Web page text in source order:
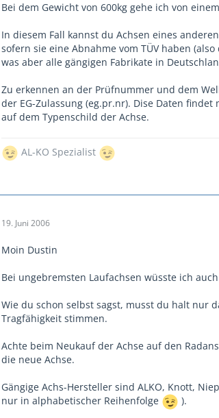
Bei dem Gewicht von 600kg gehe ich von
In diesem Fall kannst du Achsen eines
sofern sie eine Abnahme vom TÜV haben (also
was aber alle gängigen Fabrikate in
Zu erkennen an der Prüfnummer und dem
der EG-Zulassung (eg.pr.nr). Dise Daten findet
auf dem Typenschild der Achse.
AL-KO Spezialist
19. Juni 2006
Moin Dustin
Bei ungebremsten Laufachsen wüsste ich
Wie du schon selbst sagst, musst du halt nur
Tragfähigkeit stimmen.
Achte beim Neukauf der Achse auf den
die neue Achse.
Gängige Achs-Hersteller sind ALKO, Knott,
nur in alphabetischer Reihenfolge
).